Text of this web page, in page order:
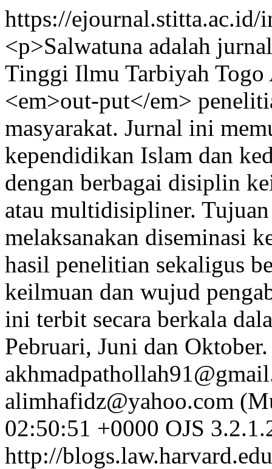
https://ejournal.stitta.ac.id/
<p>Salwatuna adalah
Tinggi Ilmu Tarbiyah Togo
<em>out-put</em>
masyarakat. Jurnal ini
kependidikan Islam dan
dengan berbagai disiplin
atau multidisipliner.
melaksanakan diseminasi
hasil penelitian sekaligus
keilmuan dan wujud
ini terbit secara berkala
Pebruari, Juni dan
alimhafidz@yahoo.com
02:50:51 +0000 OJS
http://